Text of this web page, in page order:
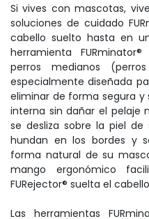
Si vives con mascotas,
soluciones de cuidado
cabello suelto hasta en
herramienta
perros medianos
especialmente diseñada
eliminar de forma segura y
interna sin dañar el pelaje
se desliza sobre la piel
hundan en los bordes y
forma natural de su
mango ergonómico
FURejector® suelta el
Las herramientas